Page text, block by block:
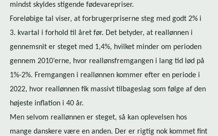
mindst skyldes stigende fødevarepriser.
Foreløbige tal viser, at for­bru­ger­pri­ser­ne steg med godt 2% i
3. kvartal i forhold til året før. Det betyder, at reallønnen i
gennemsnit er steget med 1,4%, hvilket minder om perioden
gennem 2010’erne, hvor re­al­løns­frem­gan­gen i lang tid lød på
1%-2%. Fremgangen i reallønnen kommer efter en periode i
2022, hvor reallønnen fik massivt tilbageslag som følge af den
højeste inflation i 40 år.
Men selvom reallønnen er steget, så kan oplevelsen hos
mange danskere være en anden. Der er rigtig nok kommet fint